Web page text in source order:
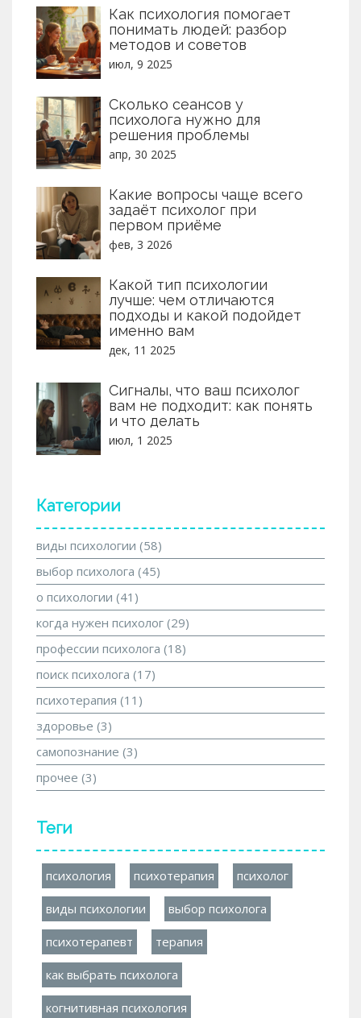
Как психология помогает
понимать людей: разбор
методов и советов
июл, 9 2025
Сколько сеансов у
психолога нужно для
решения проблемы
апр, 30 2025
Какие вопросы чаще всего
задаёт психолог при
первом приёме
фев, 3 2026
Какой тип психологии
лучше: чем отличаются
подходы и какой подойдет
именно вам
дек, 11 2025
Сигналы, что ваш психолог
вам не подходит: как понять
и что делать
июл, 1 2025
Категории
виды психологии (58)
выбор психолога (45)
о психологии (41)
когда нужен психолог (29)
профессии психолога (18)
поиск психолога (17)
психотерапия (11)
здоровье (3)
самопознание (3)
прочее (3)
Теги
психология психотерапия психолог
виды психологии выбор психолога
психотерапевт терапия
как выбрать психолога
когнитивная психология